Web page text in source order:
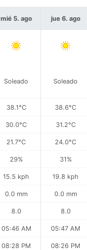
mié 5. ago
Soleado
38.1°C
30.0°C
21.7°C
29%
15.5 kph
0.0 mm
8.0
05:46 AM
08:28 PM
jue 6. ago
Soleado
38.6°C
31.2°C
24.0°C
31%
19.8 kph
0.0 mm
8.0
05:47 AM
08:26 PM